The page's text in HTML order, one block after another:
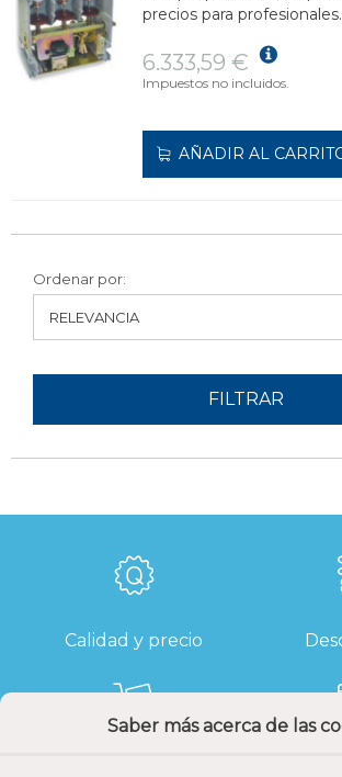
Saber más acerca de las
precios para profesionales.
6.333,59 €
Impuestos no incluidos.
AÑADIR AL
Ordenar por:
FILTRAR
Calidad y precio